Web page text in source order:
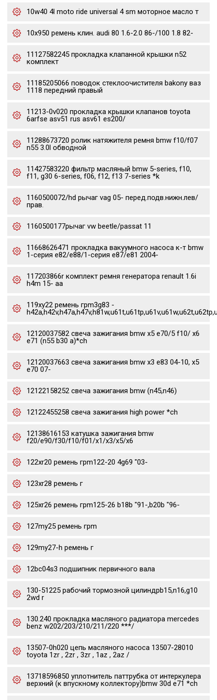
10w40 4l moto ride universal 4 sm моторное масло т
10x950 ремень клин. audi 80 1.6-2.0 86-/100 1.8 82-
11127582245 прокладка клапанной крышки n52
комплект
11185205066 поводок стеклоочистителя bakony ваз
1118 передний правый
11213-0v020 прокладка крышки клапанов toyota
6arfse asv51 rus asv61 es200/
11288673720 ролик натяжителя ремня bmw f10/f07
n55 3.0l обводной
11427583220 фильтр масляный bmw 5-series, f10,
f11, g30 6-series, f06, f12, f13 7-series *k
1160500072/hd рычаг vag 05- перед.подв.нижн.лев/
прав.
1160500177рычаг vw beetle/passat 11
11668626471 прокладка вакуумного насоса к-т bmw
1-серия e82/e88/1-серия e87/e81 2004-
117203866r комплект ремня генератора renault 1.6i
h4m 15- aa
119xy22 ремень грm3g83 -
12120037582 свеча зажигания bmw x5 e70/5 f10/ x6
e71 (n55 b30 a)*ch
12120037663 свеча зажигания bmw x3 e83 04-10, x5
e70 07-
12122158252 свеча зажигания bmw (n45,n46)
12122455258 свеча зажигания high power *ch
12138616153 катушка зажигания bmw
f20/e90/f30/f10/f01/x1/x3/x5/x6
122xr20 ремень грm122-20 4g69 "03-
123xr28 ремень г
125xr26 ремень грm125-26 b18b "91-,b20b "96-
127my25 ремень грm
129my27-h ремень г
12bc04s3 подшипник первичного вала
130-51225 рабочий тормозной цилиндрb15,n16,g10
2wd r
130.240 прокладка масляного радиатора mercedes
benz w202/203/210/211/220 ***/
13507-0h020 цепь масляного насоса 13507-28010
toyota 1zr , 2zr , 3zr , 1az , 2az /
13718596850 уплотнитель паттрубка от интеркулера
верхний (к впускному коллектору)bmw 30d e71 *ch